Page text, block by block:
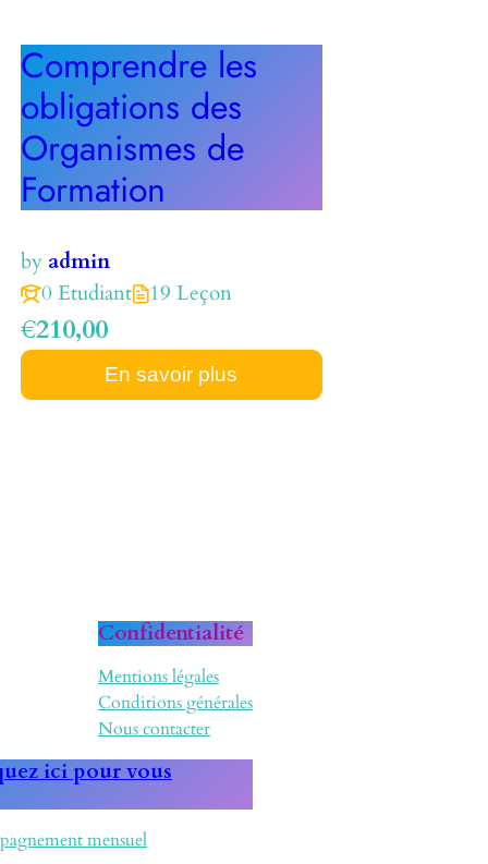
Comprendre les
obligations des
Organismes de
Formation
by admin
0 Etudiant
19 Leçon
€210,00
En savoir plus
Confidentialité
Mentions légales
Conditions générales
Nous contacter
ici pour vous
mensuel